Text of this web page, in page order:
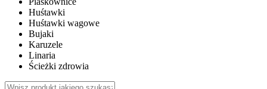
Huśtawki
Huśtawki wagowe
Bujaki
Karuzele
Linaria
Ścieżki zdrowia